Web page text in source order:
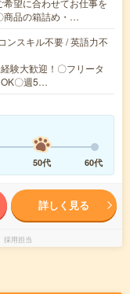
望に合わせてお仕事を
商品の箱詰め・…
ンスキル不要 / 英語力不
験大歓迎！〇フリータ
〇週5…
50代 60代
詳しく見る
採用担当